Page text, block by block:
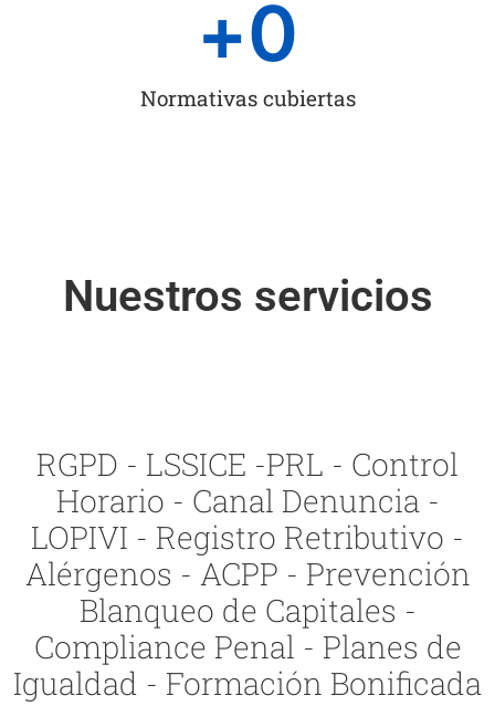
Normativas cubiertas
+0
Nuestros servicios
RGPD - LSSICE -PRL - Control
Horario - Canal Denuncia -
LOPIVI - Registro Retributivo -
Alérgenos - ACPP - Prevención
Blanqueo de Capitales -
Compliance Penal - Planes de
Igualdad - Formación Bonificada